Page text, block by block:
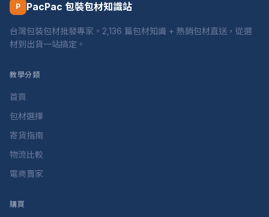
P PacPac 包裝包材知識站
台灣包裝包材批發專家。2,136 篇包材知識 + 熱銷包材直送，從選
材到出貨一站搞定。
教學分類
首頁
包材選擇
寄貨指南
物流比較
電商賣家
購買